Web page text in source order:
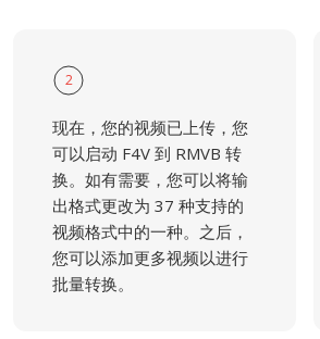
2
现在，您的视频已上传，您
可以启动 F4V 到 RMVB 转
换。如有需要，您可以将输
出格式更改为 37 种支持的
视频格式中的一种。之后，
您可以添加更多视频以进行
批量转换。